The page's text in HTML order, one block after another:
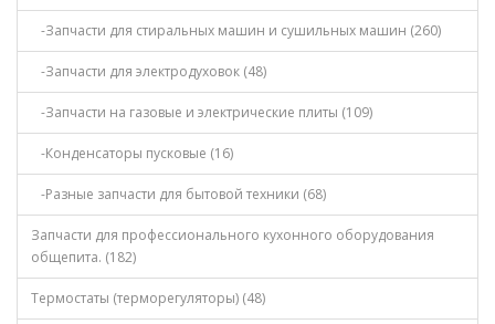
-Запчасти для стиральных машин и сушильных машин (260)
-Запчасти для электродуховок (48)
-Запчасти на газовые и электрические плиты (109)
-Конденсаторы пусковые (16)
-Разные запчасти для бытовой техники (68)
Запчасти для профессионального кухонного оборудования
общепита. (182)
Термостаты (терморегуляторы) (48)